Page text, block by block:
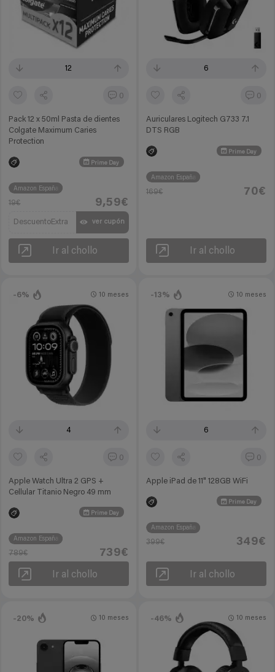
12
0
Pack 12 x 50ml Pasta de dientes
Colgate Maximum Caries
Protection
Prime Day
Amazon España
19€ 9,59€
DescuentoExtra ver cupón
Ir al chollo
6
0
Auriculares Logitech G733 7.1
DTS RGB
Prime Day
Amazon España
169€ 70€
Ir al chollo
-6%
4
0
Apple Watch Ultra 2 GPS +
Cellular Titanio Negro 49 mm
Prime Day
10 meses
Amazon España
789€ 739€
Ir al chollo
-13%
6
0
Apple iPad de 11" 128GB WiFi
Prime Day
10 meses
Amazon España
399€ 349€
Ir al chollo
-20% 10 meses -46% 10 meses